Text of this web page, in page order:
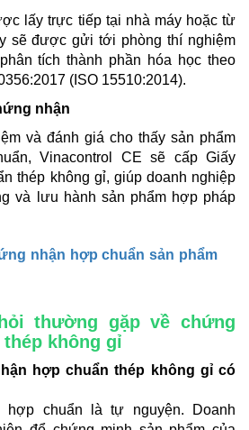
lấy trực tiếp tại nhà máy hoặc từ
sẽ được gửi tới phòng thí nghiệm
tích thành phần hóa học theo
(ISO 15510:2014).
nhận
và đánh giá cho thấy sản phẩm
Vinacontrol CE sẽ cấp Giấy
thép không gỉ, giúp doanh nghiệp
và lưu hành sản phẩm hợp pháp
nhận hợp chuẩn sản phẩm
thường gặp về chứng
không gỉ
hợp chuẩn thép không gỉ có
hợp chuẩn là tự nguyện. Doanh